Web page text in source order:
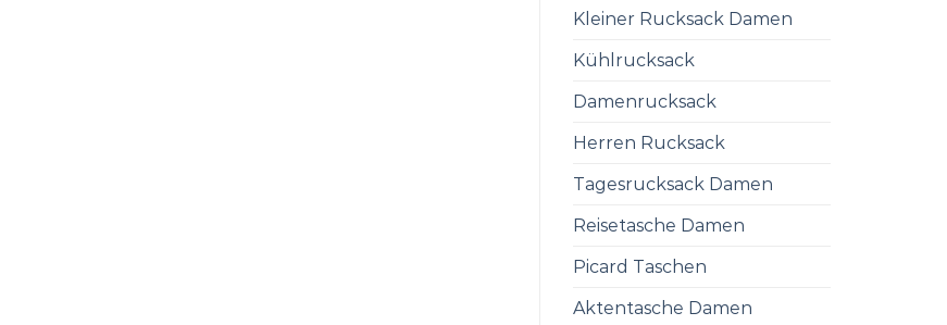
Kleiner Rucksack Damen
Kühlrucksack
Damenrucksack
Herren Rucksack
Tagesrucksack Damen
Reisetasche Damen
Picard Taschen
Aktentasche Damen